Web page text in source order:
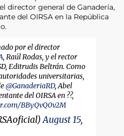
director general de Ganadería,
del OIRSA en la República
por el director
, Raúl Rodas, y el rector
Editrudis Beltrán. Como
universitarias,
@GanaderiaRD, Abel
del OIRSA en ??,
BByQvQ0v2M
August 15,